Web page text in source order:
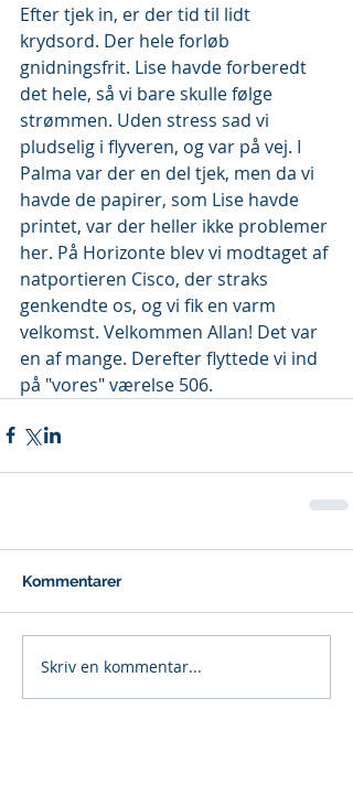
Efter tjek in, er der tid til lidt
krydsord. Der hele forløb
gnidningsfrit. Lise havde forberedt
det hele, så vi bare skulle følge
strømmen. Uden stress sad vi
pludselig i flyveren, og var på vej. I
Palma var der en del tjek, men da vi
havde de papirer, som Lise havde
printet, var der heller ikke problemer
her. På Horizonte blev vi modtaget af
natportieren Cisco, der straks
genkendte os, og vi fik en varm
velkomst. Velkommen Allan! Det var
en af mange. Derefter flyttede vi ind
på "vores" værelse 506.
Kommentarer
Skriv en kommentar...